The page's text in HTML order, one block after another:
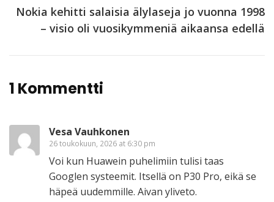
Nokia kehitti salaisia älylaseja jo vuonna 1998
– visio oli vuosikymmeniä aikaansa edellä
1 Kommentti
Vesa Vauhkonen
26 toukokuun, 2026 at 6:30 pm
Voi kun Huawein puhelimiin tulisi taas
Googlen systeemit. Itsellä on P30 Pro, eikä se
häpeä uudemmille. Aivan yliveto.